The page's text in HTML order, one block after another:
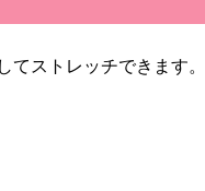
てストレッチできます。